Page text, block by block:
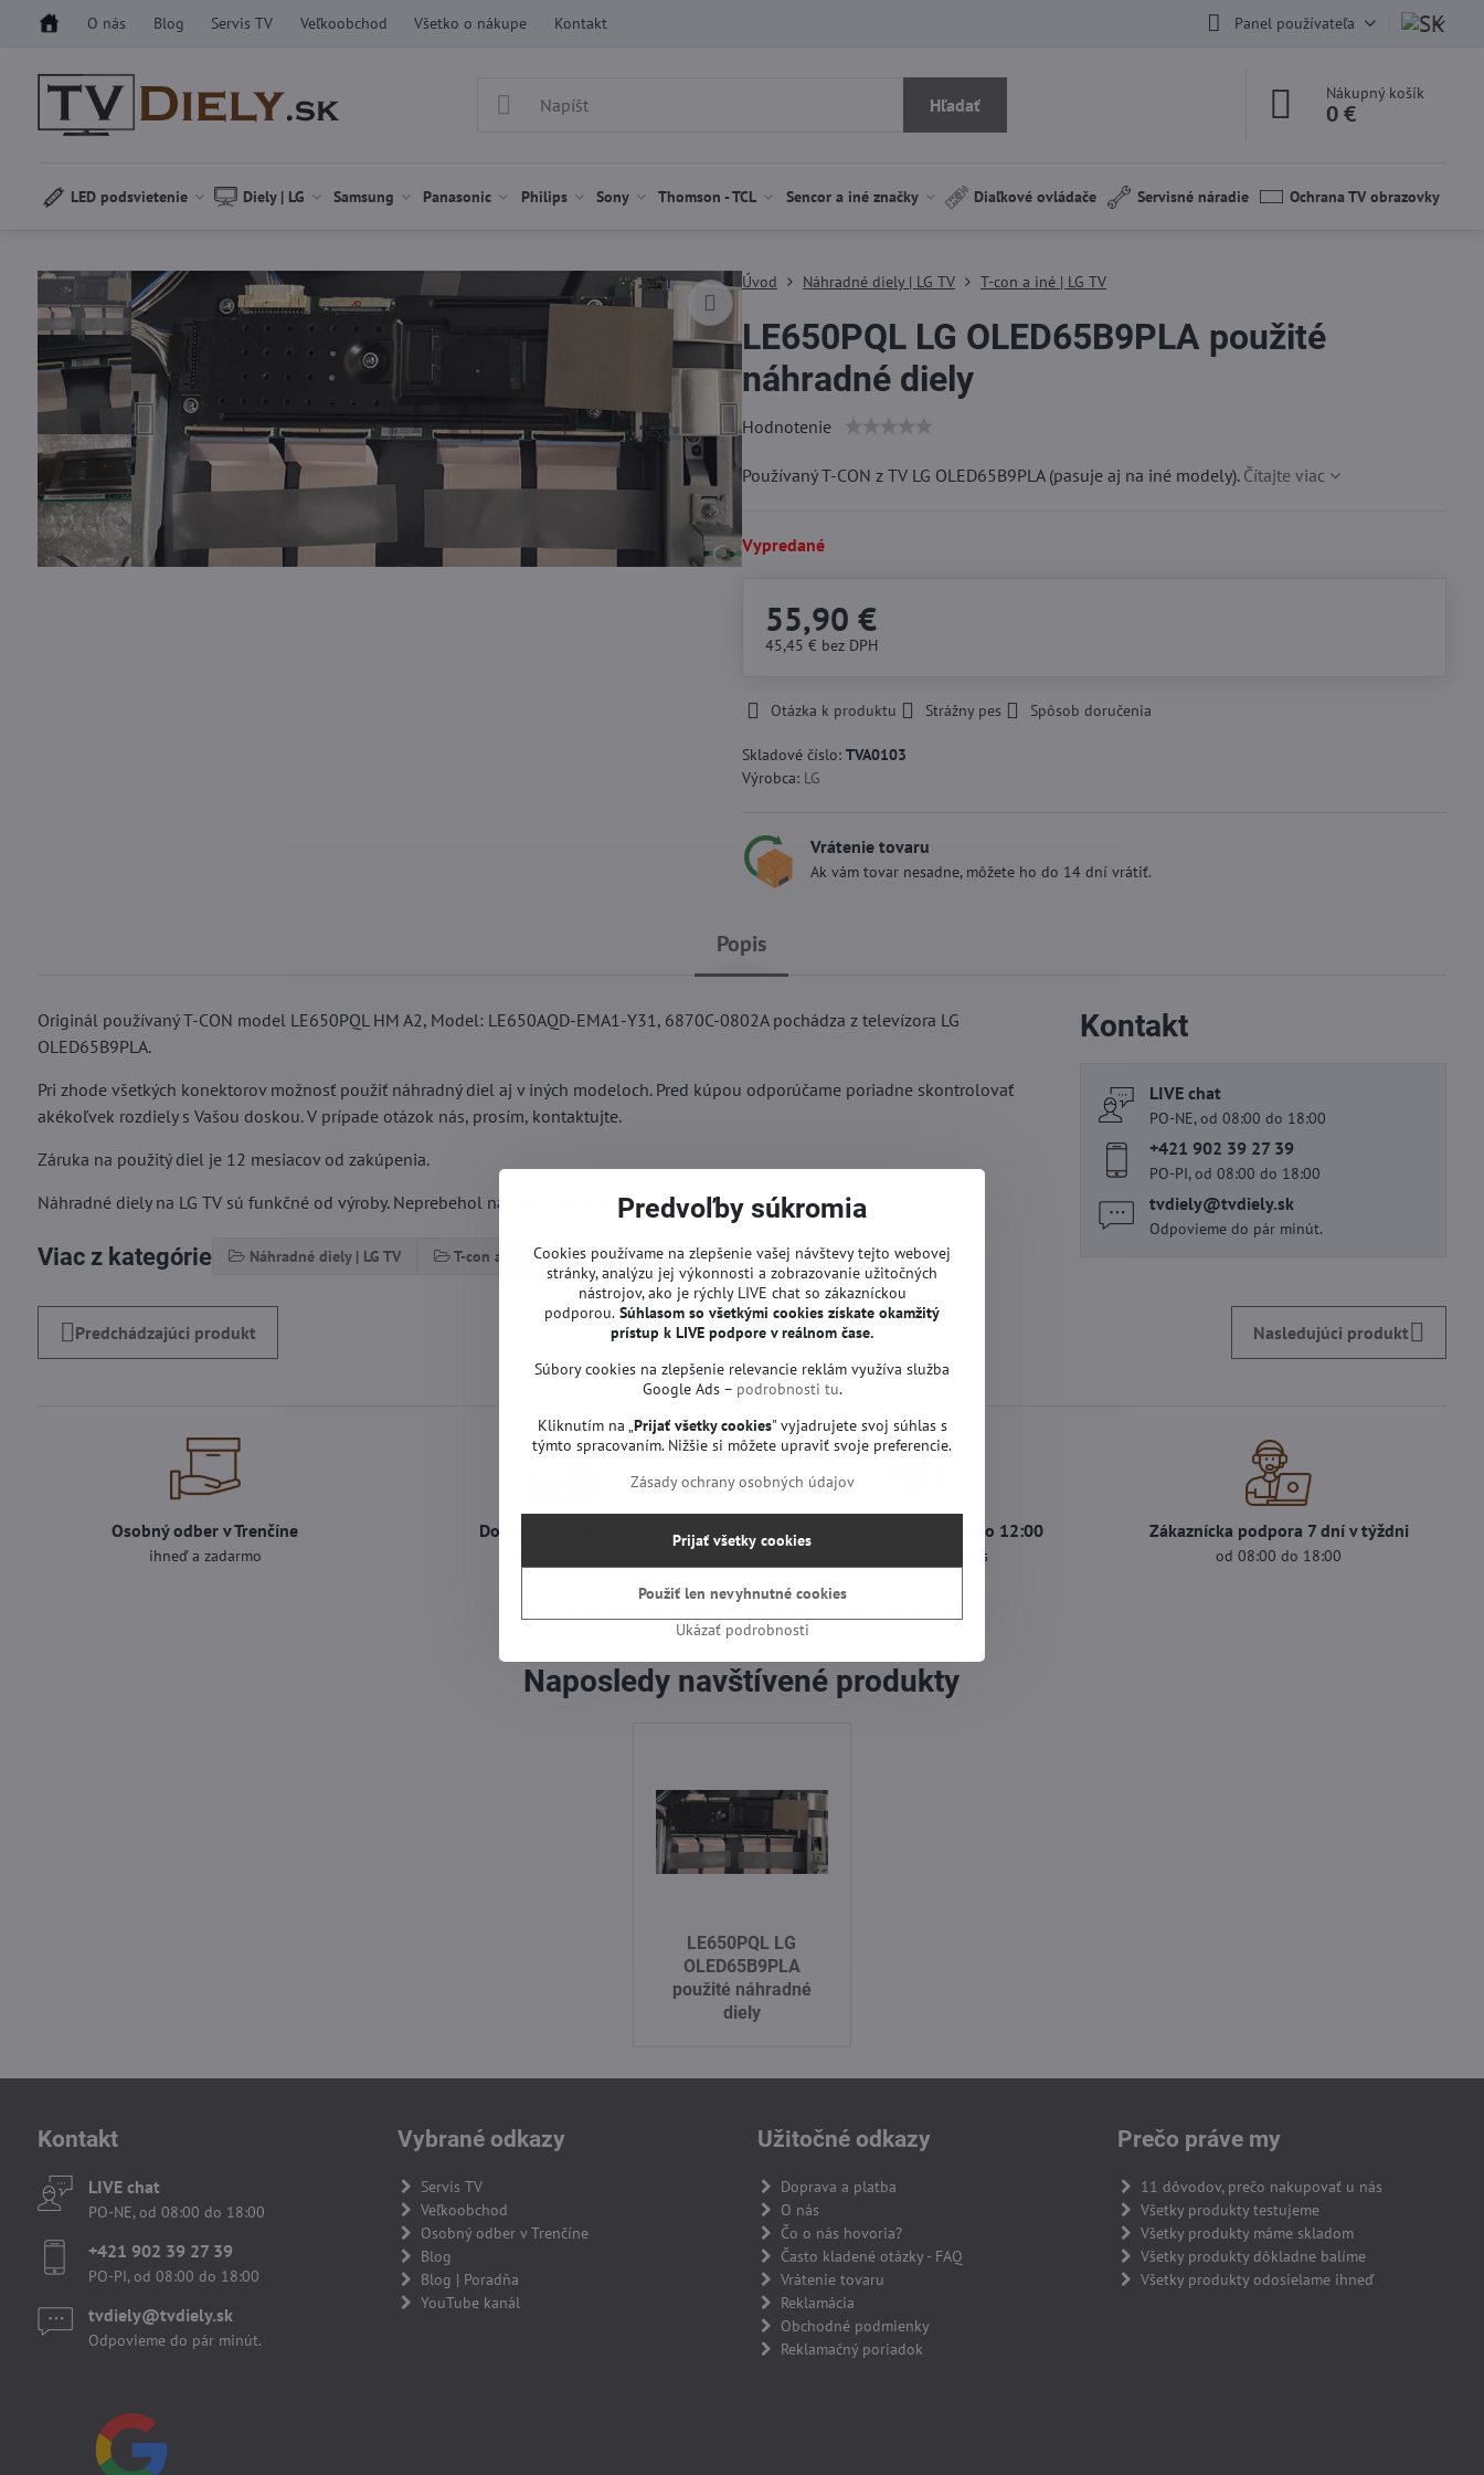
O nás Blog Servis TV Veľkoobchod Všetko o nákupe Kontakt Panel používateľa
Hľadať
Nákupný košík
0 €
LED podsvietenie Diely | LG Samsung Panasonic Philips Sony Thomson - TCL Sencor a iné značky Diaľkové ovládače Servisné náradie Ochrana TV obrazovky
Úvod Náhradné diely | LG TV T-con a iné | LG TV
LE650PQL LG OLED65B9PLA použité
náhradné diely
Hodnotenie
Používaný T-CON z TV LG OLED65B9PLA (pasuje aj na iné modely). Čítajte viac
Vypredané
55,90 €
45,45 € bez DPH
Otázka k produktu Strážny pes Spôsob doručenia
Skladové číslo: TVA0103
Výrobca: LG
Vrátenie tovaru
Ak vám tovar nesadne, môžete ho do 14 dní vrátiť.
Popis
Originál používaný T-CON model LE650PQL HM A2, Model: LE650AQD-EMA1-Y31, 6870C-0802A pochádza z televízora LG
OLED65B9PLA.
Pri zhode všetkých konektorov možnosť použiť náhradný diel aj v iných modeloch. Pred kúpou odporúčame poriadne skontrolovať
akékoľvek rozdiely s Vašou doskou. V prípade otázok nás, prosím, kontaktujte.
Záruka na použitý diel je 12 mesiacov od zakúpenia.
Náhradné diely na LG TV sú funkčné od výroby. Neprebehol na nich žiadny servis ani oprava.
Viac z kategórie Náhradné diely | LG TV T-con a iné | LG TV
Kontakt
LIVE chat
PO-NE, od 08:00 do 18:00
+421 902 39 27 39
PO-PI, od 08:00 do 18:00
tvdiely​@tvdiely​.sk
Odpovieme do pár minút.
Predchádzajúci produkt Nasledujúci produkt
Osobný odber v Trenčíne
ihneď a zadarmo
Doprava len za 2,90 € Objednávky vytvorené do 12:00
odošleme ešte dnes
Zákaznícka podpora 7 dní v týždni
od 08:00 do 18:00
Overené hodnotenia od našich zákazníkov zo Slovenska a Česka.
Naposledy navštívené produkty
LE650PQL LG
OLED65B9PLA
použité náhradné
diely
Kontakt
LIVE chat
PO-NE, od 08:00 do 18:00
+421 902 39 27 39
PO-PI, od 08:00 do 18:00
tvdiely​​@tvdiely​​.sk
Odpovieme do pár minút.
Vybrané odkazy
Servis TV
Veľkoobchod
Osobný odber v Trenčíne
Blog
Blog | Poradňa
YouTube kanál
Užitočné odkazy
Doprava a platba
O nás
Čo o nás hovoria?
Často kladené otázky - FAQ
Vrátenie tovaru
Reklamácia
Obchodné podmienky
Reklamačný poriadok
Prečo práve my
11 dôvodov, prečo nakupovať u nás
Všetky produkty testujeme
Všetky produkty máme skladom
Všetky produkty dôkladne balíme
Všetky produkty odosielame ihneď
Predvoľby súkromia
Cookies používame na zlepšenie vašej návštevy tejto webovej
stránky, analýzu jej výkonnosti a zobrazovanie užitočných
nástrojov, ako je rýchly LIVE chat so zákazníckou
podporou. Súhlasom so všetkými cookies získate okamžitý
prístup k LIVE podpore v reálnom čase.
Súbory cookies na zlepšenie relevancie reklám využíva služba
Google Ads – podrobnosti tu.
Kliknutím na „Prijať všetky cookies" vyjadrujete svoj súhlas s
týmto spracovaním. Nižšie si môžete upraviť svoje preferencie.
Zásady ochrany osobných údajov
Ukázať podrobnosti
Prijať všetky cookies
Použiť len nevyhnutné cookies